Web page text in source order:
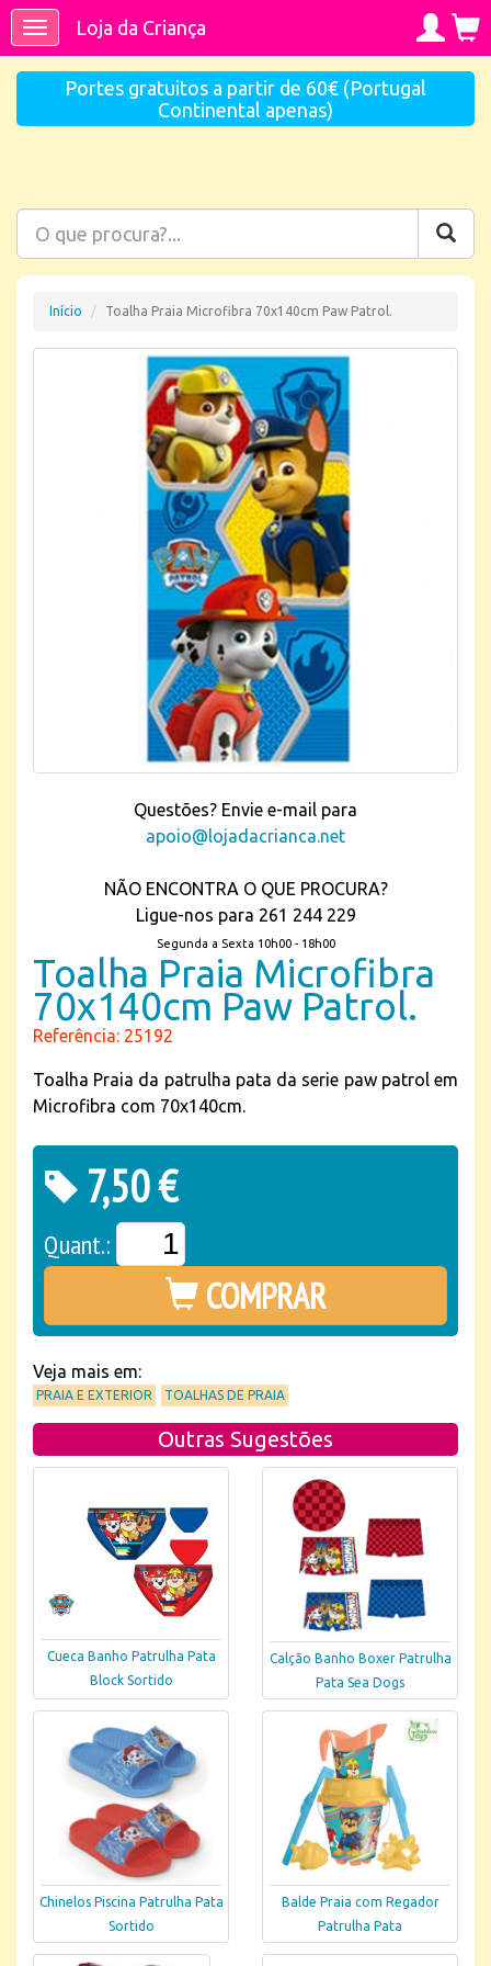
ToggleLoja da Criança
Portes gratuitos a partir de 60€ (Portugal
Continental apenas)
Início Toalha Praia Microfibra 70x140cm Paw Patrol.
Questões? Envie e-mail para
apoio@lojadacrianca.net
NÃO ENCONTRA O QUE PROCURA?
Ligue-nos para 261 244 229
Segunda a Sexta 10h00 - 18h00
Toalha Praia Microfibra
70x140cm Paw Patrol.
Referência: 25192
Toalha Praia da patrulha pata da serie paw patrol em
Microfibra com 70x140cm.
7,50 €
Quant.:
COMPRAR
Veja mais em:
PRAIA E EXTERIOR TOALHAS DE PRAIA
Outras Sugestões
Cueca Banho Patrulha Pata
Block Sortido
Calção Banho Boxer Patrulha
Pata Sea Dogs
Chinelos Piscina Patrulha Pata
Sortido
Balde Praia com Regador
Patrulha Pata